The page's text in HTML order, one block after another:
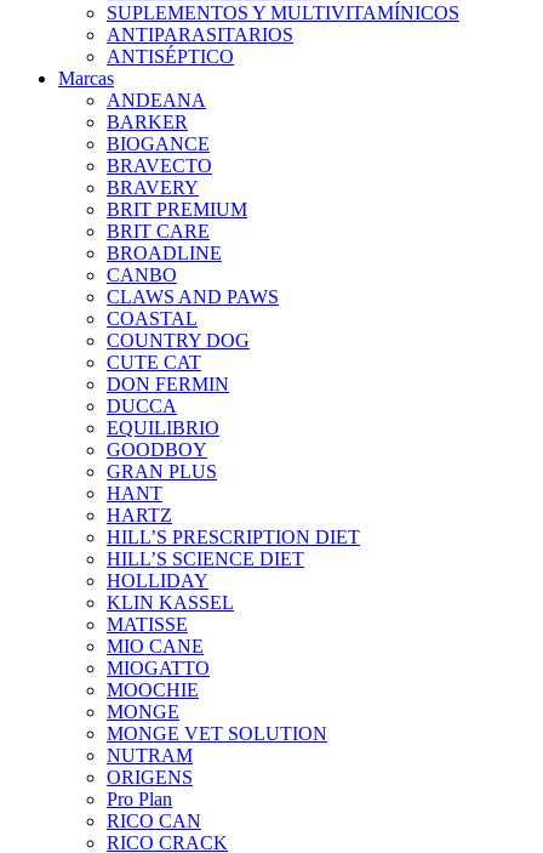
SUPLEMENTOS Y MULTIVITAMÍNICOS
ANTIPARASITARIOS
ANTISÉPTICO
Marcas
ANDEANA
BARKER
BIOGANCE
BRAVECTO
BRAVERY
BRIT PREMIUM
BRIT CARE
BROADLINE
CANBO
CLAWS AND PAWS
COASTAL
COUNTRY DOG
CUTE CAT
DON FERMIN
DUCCA
EQUILIBRIO
GOODBOY
GRAN PLUS
HANT
HARTZ
HILL’S PRESCRIPTION DIET
HILL’S SCIENCE DIET
HOLLIDAY
KLIN KASSEL
MATISSE
MIO CANE
MIOGATTO
MOOCHIE
MONGE
MONGE VET SOLUTION
NUTRAM
ORIGENS
Pro Plan
RICO CAN
RICO CRACK